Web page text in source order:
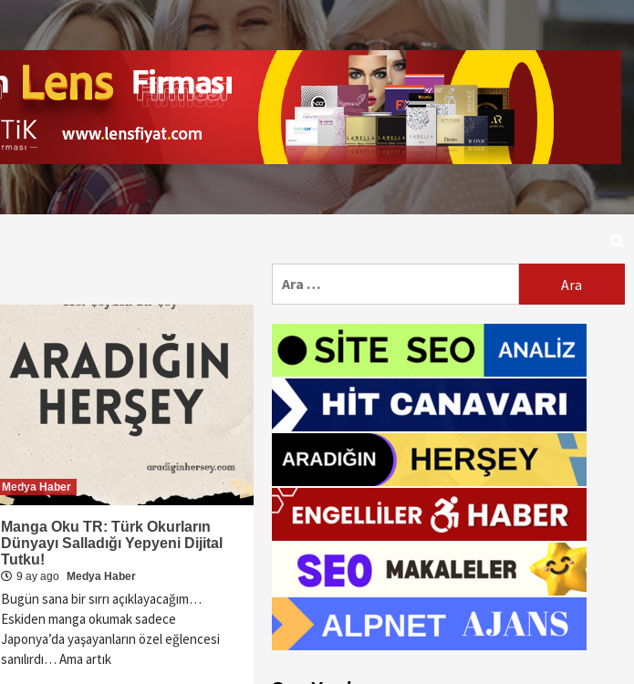
Medya Haber
Manga Oku TR: Türk Okurların
Dünyayı Salladığı Yepyeni Dijital
Tutku!
9 ay ago Medya Haber
Bugün sana bir sırrı açıklayacağım…
Eskiden manga okumak sadece
Japonya’da yaşayanların özel eğlencesi
sanılırdı… Ama artık